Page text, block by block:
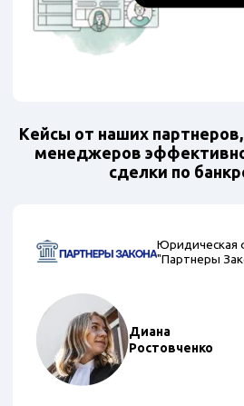
Кейсы от наших
менеджеров
сделки по
Юридическая
"Партнеры
Диана
Ростовченко